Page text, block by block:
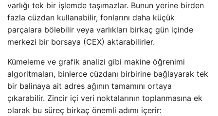
varlığı tek bir işlemde taşımazlar. Bunun yerine birden
fazla cüzdan kullanabilir, fonlarını daha küçük
parçalara bölebilir veya varlıkları birkaç gün içinde
merkezi bir borsaya (CEX) aktarabilirler.
Kümeleme ve grafik analizi gibi makine öğrenimi
algoritmaları, binlerce cüzdanı birbirine bağlayarak tek
bir balinaya ait adres ağının tamamını ortaya
çıkarabilir. Zincir içi veri noktalarının toplanmasına ek
olarak bu süreç birkaç önemli adımı içerir: